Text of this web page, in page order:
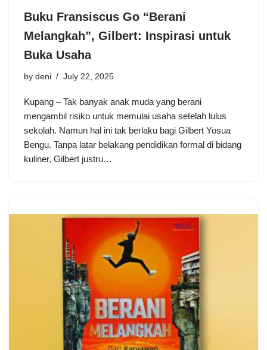
Buku Fransiscus Go “Berani
Melangkah”, Gilbert: Inspirasi untuk
Buka Usaha
by deni July 22, 2025
Kupang – Tak banyak anak muda yang berani
mengambil risiko untuk memulai usaha setelah lulus
sekolah. Namun hal ini tak berlaku bagi Gilbert Yosua
Bengu. Tanpa latar belakang pendidikan formal di bidang
kuliner, Gilbert justru…